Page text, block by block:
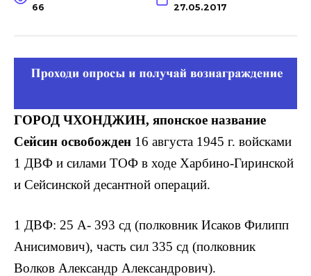
66 27.05.2017
ГОРОД ЧХОНДЖИН, японское название
Сейсин освобожден 16 августа 1945 г. войсками
1 ДВФ и силами ТОФ в ходе Харбино-Гиринской
и Сейсинской десантной операций.
1 ДВФ: 25 А- 393 сд (полковник Исаков Филипп
Анисимович), часть сил 335 сд (полковник
Волков Александр Александрович).